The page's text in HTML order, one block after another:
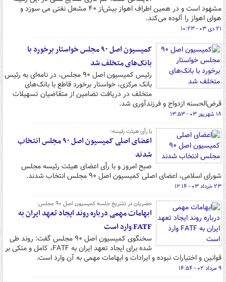
مشهود است و در همین اطراف اهواز بیش‌از ۴۰ مشعل نفتی می سوزد و
هوای اهواز را آلوده می‌کند.
۲۱ دی ۰۳ - ۱۰:۲۳
کمیسیون اصل ۹۰ مجلس خواستار برخورد با
بانک‌های متخلف شد
رئیس کمیسیون اصل ۹۰ مجلس، در نامه‌ای به رئیس
بانک مرکزی، خواستار برخورد قاطع با بانک‌های
متخلف در دریافت تضامین از متقاضیان تسهیلات
قرض‌الحسنه ازدواج و فرزندآوری شد.
۱۸ شهریور ۰۳ - ۱۳:۵۳
با رأی هیئت رئیسه؛
اعضای اصلی کمیسیون اصل ۹۰ مجلس انتخاب
شدند
صبح امروز و با رأی اعضای هیئت رئیسه مجلس
شورای اسلامی، اعضای اصلی کمیسیون اصل ۹۰ مجلس انتخاب شدند.
۲۳ خرداد ۰۳ - ۱۲:۱۴
خضریان در تشریح جلسه کمیسیون اصل ۹۰ مجلس:
ابهامات مهمی درباره روند ایجاد تعهد ایران به
FATF وارد است
سخنگوی کمیسیون اصل ۹۰ مجلس گفت: روند طی
شده برای ایجاد تعهد ایران به FATF، کامل و متکی بر
قوانین و اختیارات نبوده و ایرادات و ابهامات مهمی به آن وارد است.
۹ مرداد ۰۲ - ۱۴:۵۴